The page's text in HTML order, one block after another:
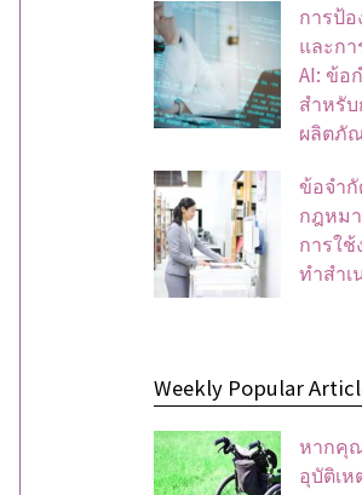
การป้
และก
AI: ข้อ
สำหรั
ผลิตภั
ข้อจํา
กฎหม
การใ
ทําสํา
Weekly Popular
หากคุ
อุบัติเ